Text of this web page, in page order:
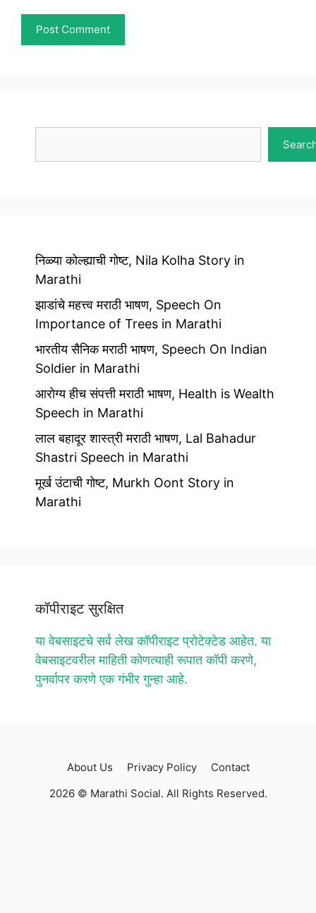
निळ्या कोल्ह्याची गोष्ट, Nila Kolha Story in
Marathi
झाडांचे महत्त्व मराठी भाषण, Speech On
Importance of Trees in Marathi
भारतीय सैनिक मराठी भाषण, Speech On Indian
Soldier in Marathi
आरोग्य हीच संपत्ती मराठी भाषण, Health is Wealth
Speech in Marathi
लाल बहादूर शास्त्री मराठी भाषण, Lal Bahadur
Shastri Speech in Marathi
मूर्ख उंटाची गोष्ट, Murkh Oont Story in
Marathi
कॉपीराइट सुरक्षित
या वेबसाइटचे सर्व लेख कॉपीराइट प्रोटेक्टेड आहेत. या
वेबसाइटवरील माहिती कोणत्याही रूपात कॉपी करणे,
पुनर्वापर करणे एक गंभीर गुन्हा आहे.
About Us Privacy Policy
Contact
2026 © Marathi Social. All Rights Reserved.